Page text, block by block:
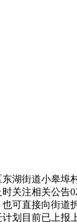
湖街道小皋
关注相关公
直接向街
划目前已上